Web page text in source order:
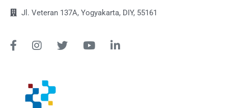
Jl. Veteran 137A, Yogyakarta, DIY, 55161